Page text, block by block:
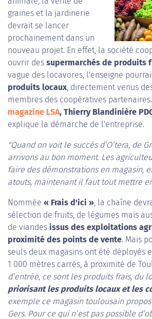
graines et la jardinerie
devrait se lancer
prochainement dans un
nouveau projet. En effet, la société
ouvrir des supermarchés de produits
vague des locavores, l'enseigne
produits locaux, directement venus
membres des coopératives partenaires.
magazine LSA, Thierry Blandinière
explique la démarche de l'entreprise.
"Quand on voit le succès d’O’tera, de
arrivons au bon moment. Les
faire des démonstrations en magasin,
atouts, maintenant il faut tout mettre
Nommée « Frais d'ici », la chaîne
sélection de fruits, de légumes mais
de viandes issus des exploitations
proximité des points de vente. Mais
seuls deux magasins ont été déployés
1 000 mètres carrés, à proximité de
d’entrée, ce sont les produits frais, du
priorisant les produits locaux et les
exemple ce magasin toulousain
Gers. Pour ce qui n’est pas possible